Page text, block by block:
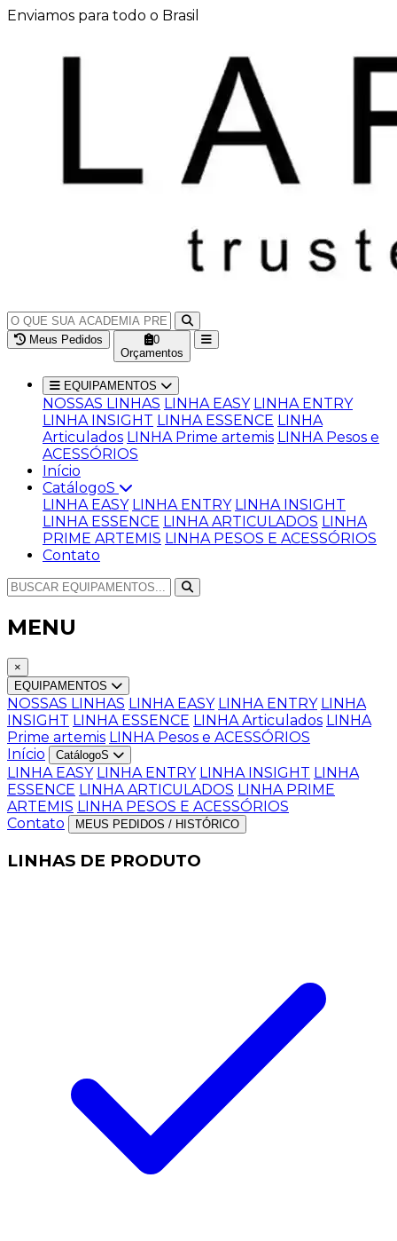
Enviamos para todo o Brasil
Meus Pedidos
0
Orçamentos
EQUIPAMENTOS
NOSSAS LINHAS LINHA EASY LINHA ENTRY
LINHA INSIGHT LINHA ESSENCE LINHA
Articulados LINHA Prime artemis LINHA Pesos e
ACESSÓRIOS
Início
CatálogoS
LINHA EASY LINHA ENTRY LINHA INSIGHT
LINHA ESSENCE LINHA ARTICULADOS LINHA
PRIME ARTEMIS LINHA PESOS E ACESSÓRIOS
Contato
MENU
×
EQUIPAMENTOS
NOSSAS LINHAS LINHA EASY LINHA ENTRY LINHA
INSIGHT LINHA ESSENCE LINHA Articulados LINHA
Prime artemis LINHA Pesos e ACESSÓRIOS
Início
CatálogoS
LINHA EASY LINHA ENTRY LINHA INSIGHT LINHA
ESSENCE LINHA ARTICULADOS LINHA PRIME
ARTEMIS LINHA PESOS E ACESSÓRIOS
Contato
MEUS PEDIDOS / HISTÓRICO
LINHAS DE PRODUTO